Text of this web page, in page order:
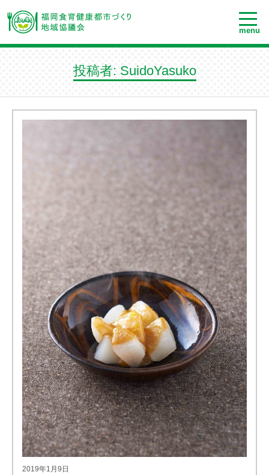
menu
投稿者: SuidoYasuko
2019年1月9日